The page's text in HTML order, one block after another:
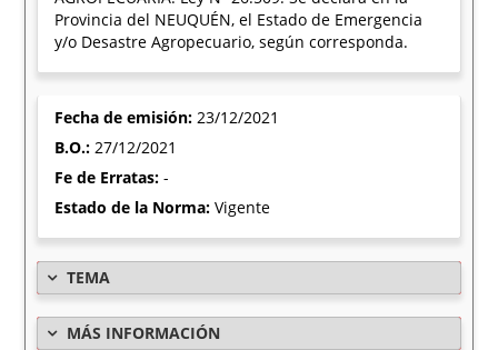
Provincia del NEUQUÉN, el Estado de Emergencia
y/o Desastre Agropecuario, según corresponda.
Fecha de emisión:23/12/2021
B.O.:27/12/2021
Fe de Erratas:-
Estado de la Norma:Vigente
TEMA
MÁS INFORMACIÓN